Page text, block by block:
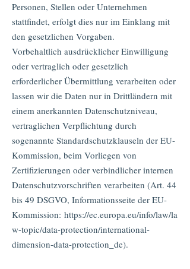
Personen, Stellen oder Unternehmen
stattfindet, erfolgt dies nur im Einklang mit
den gesetzlichen Vorgaben.
Vorbehaltlich ausdrücklicher Einwilligung
oder vertraglich oder gesetzlich
erforderlicher Übermittlung verarbeiten oder
lassen wir die Daten nur in Drittländern mit
einem anerkannten Datenschutzniveau,
vertraglichen Verpflichtung durch
sogenannte Standardschutzklauseln der EU-
Kommission, beim Vorliegen von
Zertifizierungen oder verbindlicher internen
Datenschutzvorschriften verarbeiten (Art. 44
bis 49 DSGVO, Informationsseite der EU-
Kommission: https://ec.europa.eu/info/law/la
w-topic/data-protection/international-
dimension-data-protection_de).